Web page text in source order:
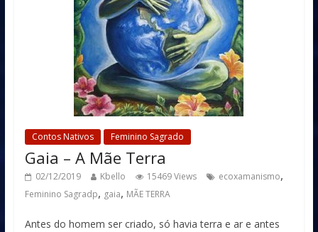
Contos Nativos Feminino Sagrado
Gaia – A Mãe Terra
02/12/2019 Kbello 15469 Views ecoxamanismo,
Feminino Sagradp, gaia, MÃE TERRA
Antes do homem ser criado, só havia terra e ar e antes